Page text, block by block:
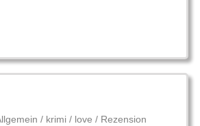
/ krimi / love / Rezension